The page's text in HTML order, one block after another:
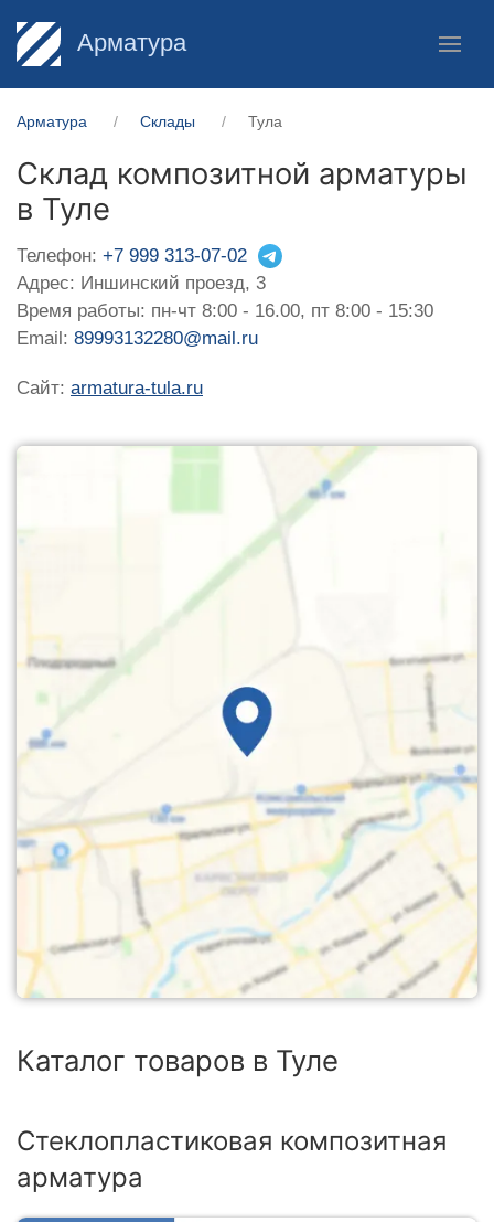
Арматура
Арматура Склады Тула
Склад композитной арматуры
в Туле
Телефон: +7 999 313-07-02
Адрес: Иншинский проезд, 3
Время работы: пн-чт 8:00 - 16.00, пт 8:00 - 15:30
Email: 89993132280@mail.ru
Сайт: armatura-tula.ru
Каталог товаров в Туле
Стеклопластиковая композитная
арматура